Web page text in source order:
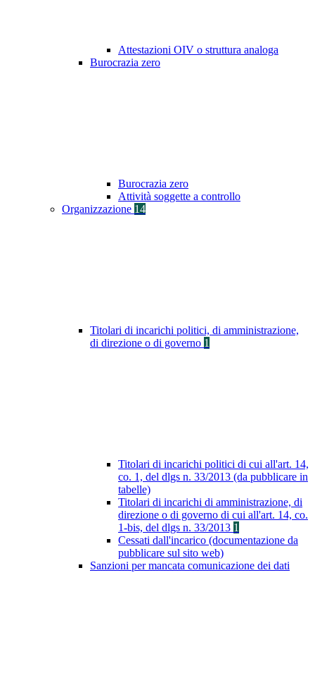
Attestazioni OIV o struttura analoga
Burocrazia zero
Burocrazia zero
Attività soggette a controllo
Organizzazione 14
Titolari di incarichi politici, di amministrazione,
di direzione o di governo 1
Titolari di incarichi politici di cui all'art. 14,
co. 1, del dlgs n. 33/2013 (da pubblicare in
tabelle)
Titolari di incarichi di amministrazione, di
direzione o di governo di cui all'art. 14, co.
1-bis, del dlgs n. 33/2013 1
Cessati dall'incarico (documentazione da
pubblicare sul sito web)
Sanzioni per mancata comunicazione dei dati